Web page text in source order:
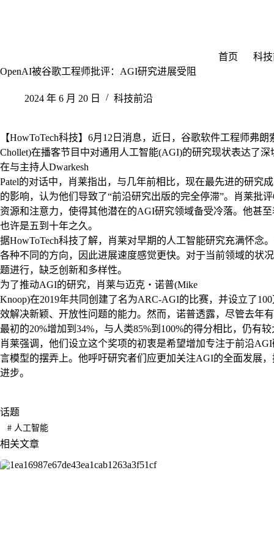
首页
科
OpenAI被谷歌工程师批评：AGI研究进展受阻
2024 年 6 月 20 日 科技前沿
【HowToTech科技】6月12日消息，近日，谷歌软件工程师弗朗
Chollet)在播客节目中对通用人工智能(AGI)的研究现状表达了深
在与主持人Dwarkesh
Patel的对话中，肖莱指出，与几年前相比，现在最先进的研究
的影响，认为他们导致了“前沿研究出版的完全停滞”。肖莱批
资源和注意力，使得其他潜在的AGI研究领域备受冷落。他甚
也许是五到十年之久。
据HowToTech科技了解，肖莱对早期的人工智能研究充满怀念
各种不同的方向，因此进展速度感觉更快。对于当前领域的状
题进行，缺乏创新和多样性。
为了推动AGI的研究，肖莱与迈克・诺普(Mike
Knoop)在2019年共同创建了名为ARC-AGI的比赛，并设立了
效解决新颖、开放性问题的能力。然而，诺普透露，尽管去年
最初的20%增加到34%，与人类85%到100%的得分相比，仍有较
肖莱强调，他们设立这个奖项的初衷是希望增加专注于前沿
言模型的摆弄上。他呼吁研究者们应更加关注AGI的全面发展
进步。
话题
#人工智能
相关文章